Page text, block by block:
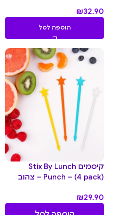
₪32.90
הוספה לסל
קיסמים Stix By Lunch
Punch – (4 pack) – צהוב
₪29.90